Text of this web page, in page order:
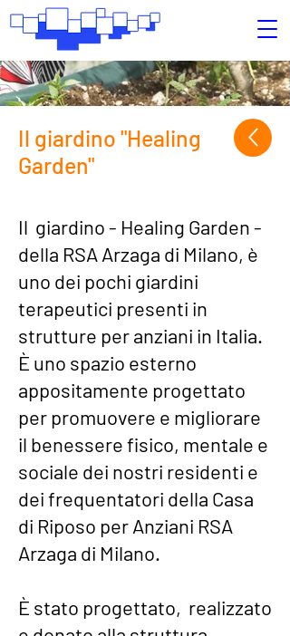
Il giardino "Healing
Garden"
Il giardino - Healing Garden -
della RSA Arzaga di Milano, è
uno dei pochi giardini
terapeutici presenti in
strutture per anziani in Italia.
È uno spazio esterno
appositamente progettato
per promuovere e migliorare
il benessere fisico, mentale e
sociale dei nostri residenti e
dei frequentatori della Casa
di Riposo per Anziani RSA
Arzaga di Milano.
È stato progettato, realizzato